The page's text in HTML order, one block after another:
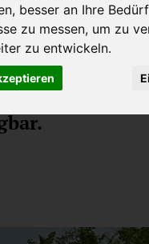
besser an Ihre
zu messen, um zu
zu entwickeln.